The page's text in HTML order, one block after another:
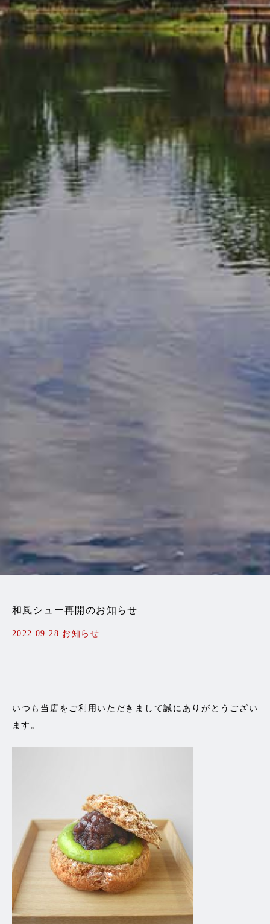
和風シュー再開のお知らせ
2022.09.28 お知らせ
いつも当店をご利用いただきまして誠にありがとうござい
ます。